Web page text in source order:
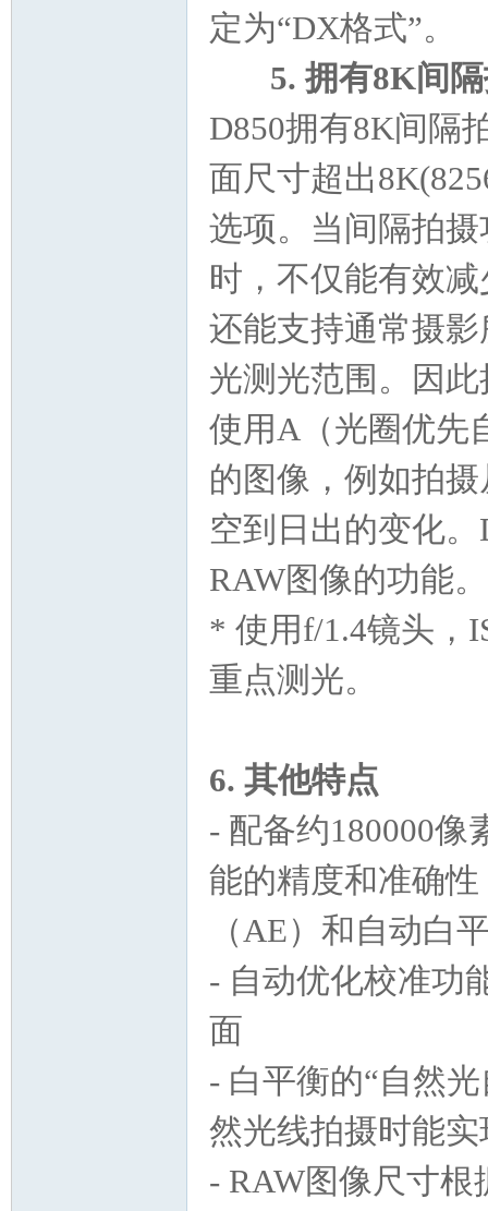
定为“DX格式”。
5. 拥有8K间
D850拥有8K间隔
面尺寸超出
选项。当间隔拍
时，不仅能有效
还能支持通常摄
光测光范围。因
使用A（光圈优先
的图像，例如拍
空到日出的变化
RAW图像的功能。
* 使用f/1.4镜头，
重点测光。
6. 其他特点
- 配备约180000像
能的精度和准确
（AE）和自动白
- 自动优化校准
面
- 白平衡的“自然
然光线拍摄时能
- RAW图像尺寸